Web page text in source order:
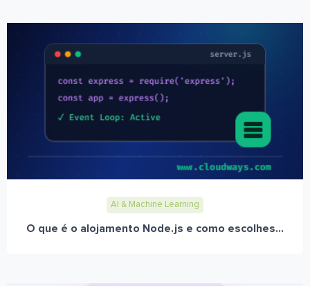
AI & Machine Learning
O que é o alojamento Node.js e como escolhes...